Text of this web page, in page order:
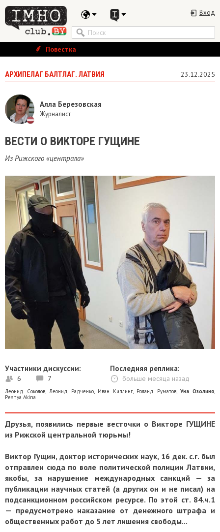
Вход
Повестка
АРХИПЕЛАГ БАЛТЛАГ. ЛАТВИЯ 23.12.2025
Алла Березовская
Журналист
​ВЕСТИ О ВИКТОРЕ ГУЩИНЕ
Из Рижского «централа»
Участники дискуссии:
6 7
Последняя реплика:
больше месяца назад
Леонид Соколов, Леонид Радченко, Иван Киплинг, Роланд Руматов, Уна Озолиня,
Pesnya Akina
Друзья, появились первые весточки о Викторе ГУЩИНЕ
из Рижской центральной тюрьмы!
Виктор Гущин, доктор исторических наук, 16 дек. с.г. был
отправлен сюда по воле политической полиции Латвии,
якобы, за нарушение международных санкций — за
публикации научных статей (а других он и не писал) на
подсанкционном российском ресурсе. По этой ст. 84.ч.1
— предусмотрено наказание от денежного штрафа и
общественных работ до 5 лет лишения свободы...